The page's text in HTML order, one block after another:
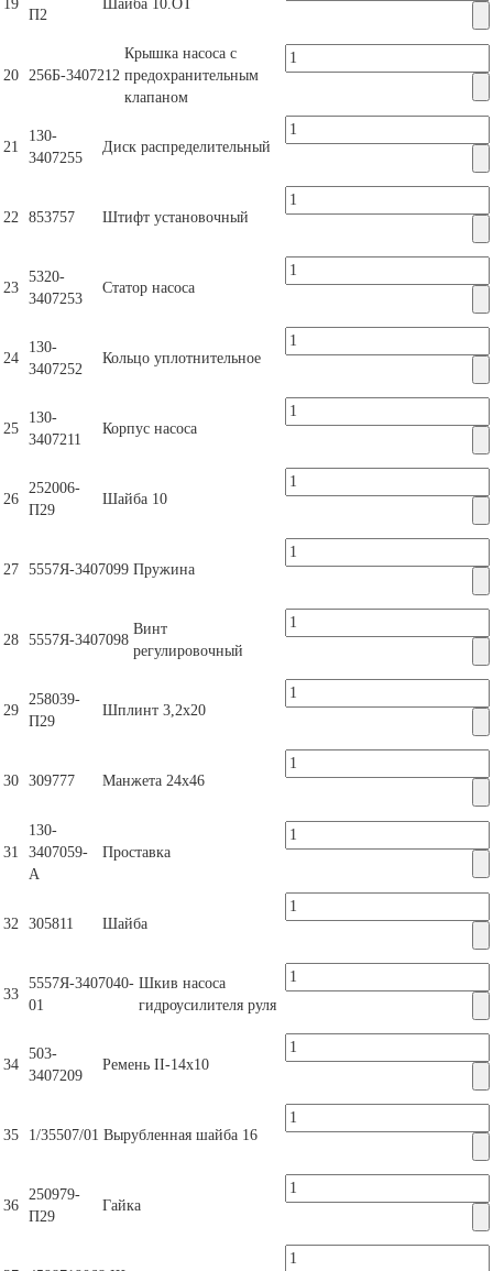
19
П2
Шайба 10.ОТ
20 256Б-3407212
Крышка насоса с
предохранительным
клапаном
21
130-
3407255
Диск распределительный
22 853757 Штифт установочный
23
5320-
3407253
Статор насоса
24
130-
3407252
Кольцо уплотнительное
25
130-
3407211
Корпус насоса
26
252006-
П29
Шайба 10
27 5557Я-3407099 Пружина
28 5557Я-3407098
Винт
регулировочный
29
258039-
П29
Шплинт 3,2х20
30 309777 Манжета 24х46
31
130-
3407059-
А
Проставка
32 305811 Шайба
33
5557Я-3407040-
01
Шкив насоса
гидроусилителя руля
34
503-
3407209
Ремень II-14х10
35 1/35507/01 Вырубленная шайба 16
36
250979-
П29
Гайка